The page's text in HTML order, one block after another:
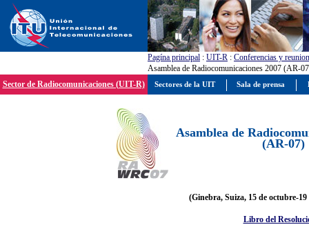
Pagína principal : UIT-R : Conferencias y
Asamblea de Radiocomunicaciones 2007 (AR-
Sector de Radiocomunicaciones (UIT-R)
Asamblea de
(AR-07)
(Ginebra, Suiza, 15 de octubre-19
Libro del
Sectores de la UIT Sala de prensa